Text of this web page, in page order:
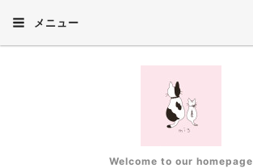
メニュー
Welcome to our homepage